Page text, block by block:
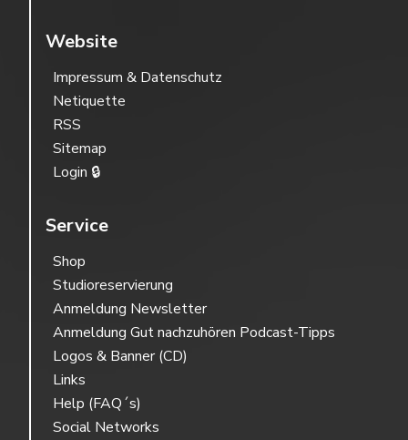
Website
Impressum & Datenschutz
Netiquette
RSS
Sitemap
Login 🔒
Service
Shop
Studioreservierung
Anmeldung Newsletter
Anmeldung Gut nachzuhören Podcast-Tipps
Logos & Banner (CD)
Links
Help (FAQ´s)
Social Networks